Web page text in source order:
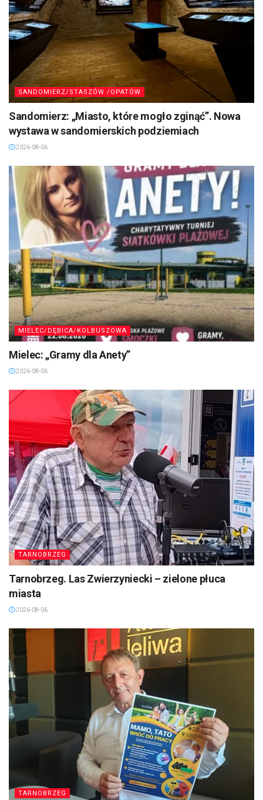
SANDOMIERZ/STASZÓW /OPATÓW
Sandomierz: „Miasto, które mogło zginąć”. Nowa
wystawa w sandomierskich podziemiach
2026-08-06
MIELEC/DĘBICA/KOLBUSZOWA
Mielec: „Gramy dla Anety”
2026-08-06
TARNOBRZEG
Tarnobrzeg. Las Zwierzyniecki – zielone płuca
miasta
2026-08-06
TARNOBRZEG